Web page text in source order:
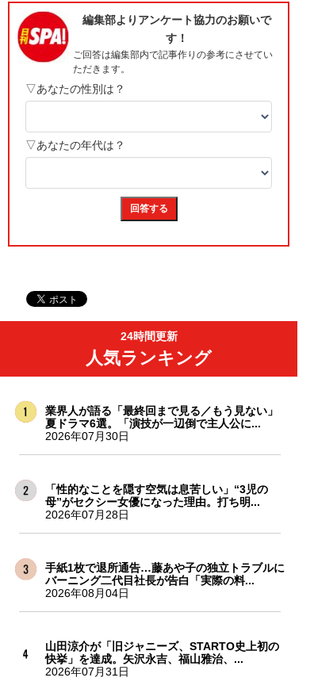
24時間更新
人気ランキング
業界人が語る「最終回まで見る／もう見ない」
夏ドラマ6選。「演技が一辺倒で主人公に...
2026年07月30日
「性的なことを隠す空気は息苦しい」“3児の
母”がセクシー女優になった理由。打ち明...
2026年07月28日
手紙1枚で退所通告…藤あや子の独立トラブルに
バーニング二代目社長が告白「実際の料...
2026年08月04日
山田涼介が「旧ジャニーズ、STARTO史上初の
快挙」を達成。矢沢永吉、福山雅治、...
2026年07月31日